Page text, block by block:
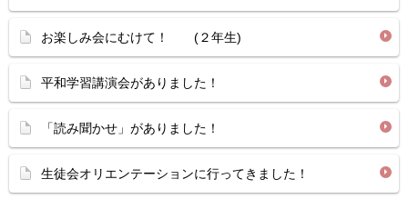
お楽しみ会にむけて！ (２年生)
平和学習講演会がありました！
「読み聞かせ」がありました！
生徒会オリエンテーションに行ってきました！